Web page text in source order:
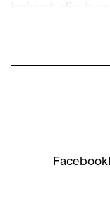
Ballett
Gegensätze
Facebook